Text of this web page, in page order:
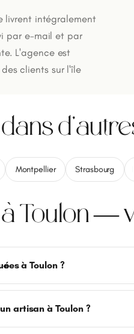
livrent intégralement
par e-mail et par
L'agence est
clients sur l'île
Montpellier Strasbourg
Toulon —
à Toulon ?
artisan à Toulon ?